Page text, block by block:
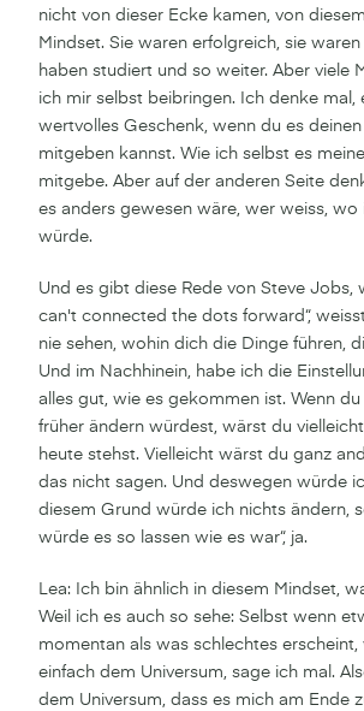
nicht von dieser Ecke kamen, von
Mindset. Sie waren erfolgreich, sie waren
haben studiert und so weiter. Aber viele
ich mir selbst beibringen. Ich denke mal,
wertvolles Geschenk, wenn du es
mitgeben kannst. Wie ich selbst es
mitgebe. Aber auf der anderen Seite
es anders gewesen wäre, wer weiss, wo
würde.
Und es gibt diese Rede von Steve Jobs,
can't connected the dots forward“,
nie sehen, wohin dich die Dinge führen,
Und im Nachhinein, habe ich die
alles gut, wie es gekommen ist. Wenn
früher ändern würdest, wärst du
heute stehst. Vielleicht wärst du ganz
das nicht sagen. Und deswegen würde
diesem Grund würde ich nichts ändern,
würde es so lassen wie es war“, ja.
Lea: Ich bin ähnlich in diesem Mindset,
Weil ich es auch so sehe: Selbst wenn
momentan als was schlechtes erscheint,
einfach dem Universum, sage ich mal.
dem Universum, dass es mich am Ende